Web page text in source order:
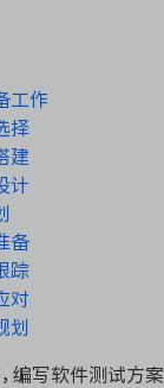
工作
择
建
计
备
踪
对
划
编写软件测试方